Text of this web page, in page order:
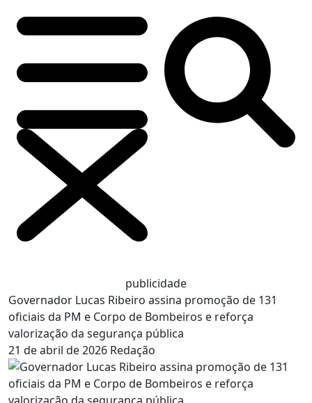
publicidade
Governador Lucas Ribeiro assina promoção de 131
oficiais da PM e Corpo de Bombeiros e reforça
valorização da segurança pública
21 de abril de 2026 Redação